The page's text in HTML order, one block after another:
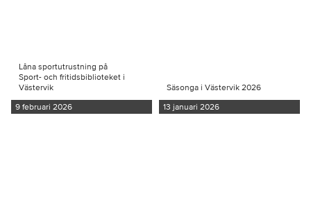
Låna sportutrustning på
Sport- och fritidsbiblioteket i
Västervik
9 februari 2026
Säsonga i Västervik 2026
13 januari 2026